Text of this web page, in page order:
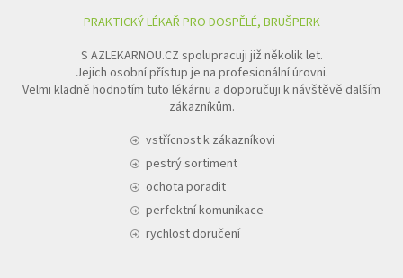
PRAKTICKÝ LÉKAŘ PRO DOSPĚLÉ, BRUŠPERK
S AZLEKARNOU.CZ spolupracuji již několik let.
Jejich osobní přístup je na profesionální úrovni.
Velmi kladně hodnotím tuto lékárnu a doporučuji k návštěvě dalším
zákazníkům.
vstřícnost k zákazníkovi
pestrý sortiment
ochota poradit
perfektní komunikace
rychlost doručení